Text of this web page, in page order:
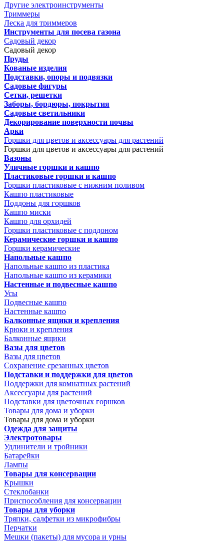
Другие электроинструменты
Триммеры
Леска для триммеров
Инструменты для посева газона
Садовый декор
Садовый декор
Пруды
Кованые изделия
Подставки, опоры и подвязки
Садовые фигуры
Сетки, решетки
Заборы, бордюры, покрытия
Садовые светильники
Декорирование поверхности почвы
Арки
Горшки для цветов и аксессуары для растений
Горшки для цветов и аксессуары для растений
Вазоны
Уличные горшки и кашпо
Пластиковые горшки и кашпо
Горшки пластиковые с нижним поливом
Кашпо пластиковые
Поддоны для горшков
Кашпо миски
Кашпо для орхидей
Горшки пластиковые с поддоном
Керамические горшки и кашпо
Горшки керамические
Напольные кашпо
Напольные кашпо из пластика
Напольные кашпо из керамики
Настенные и подвесные кашпо
Усы
Подвесные кашпо
Настенные кашпо
Балконные ящики и крепления
Крюки и крепления
Балконные ящики
Вазы для цветов
Вазы для цветов
Сохранение срезанных цветов
Подставки и поддержки для цветов
Поддержки для комнатных растений
Аксессуары для растений
Подставки для цветочных горшков
Товары для дома и уборки
Товары для дома и уборки
Одежда для защиты
Электротовары
Удлинители и тройники
Батарейки
Лампы
Товары для консервации
Крышки
Стеклобанки
Приспособления для консервации
Товары для уборки
Тряпки, салфетки из микрофибры
Перчатки
Мешки (пакеты) для мусора и урны